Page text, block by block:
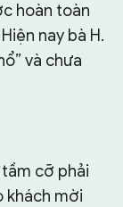
hoàn toàn
nay bà H.
và chưa
cỡ phải
khách mời